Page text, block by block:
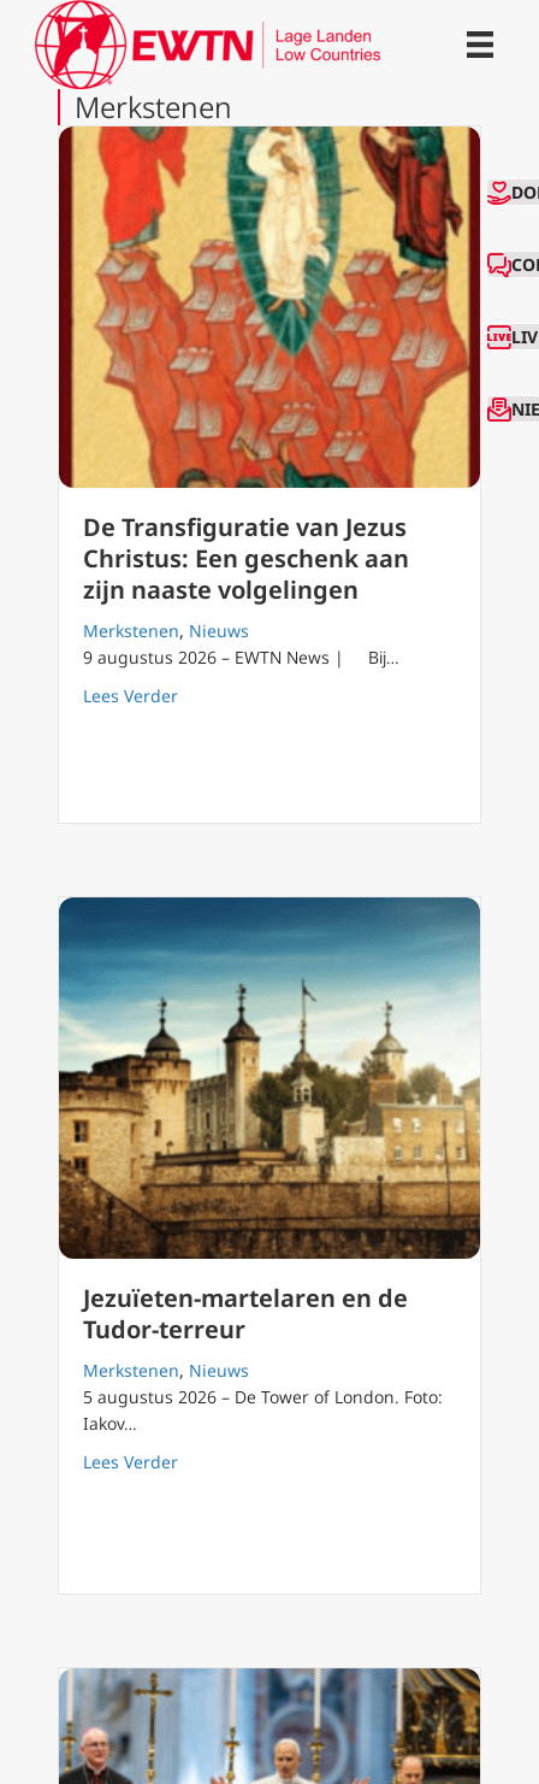
Merkstenen
De Transfiguratie van Jezus
Christus: Een geschenk aan
zijn naaste volgelingen
Merkstenen, Nieuws
9 augustus 2026 – EWTN News | Bij…
Lees Verderabout De Transfiguratie van Jezus
Jezuïeten-martelaren en de
Tudor-terreur
Merkstenen, Nieuws
5 augustus 2026 – De Tower of London. Foto:
Iakov…
Lees Verderabout Jezuïeten-martelaren en de Tudor-